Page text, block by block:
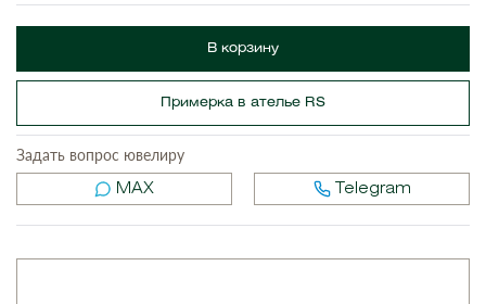
В корзину
Примерка в ателье RS
Задать вопрос ювелиру
MAX Telegram